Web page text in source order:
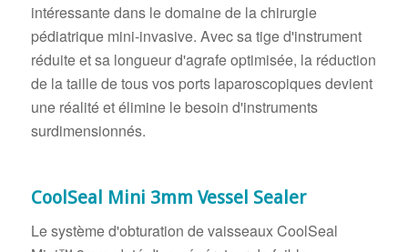
intéressante dans le domaine de la chirurgie
pédiatrique mini-invasive. Avec sa tige d'instrument
réduite et sa longueur d'agrafe optimisée, la réduction
de la taille de tous vos ports laparoscopiques devient
une réalité et élimine le besoin d'instruments
surdimensionnés.
CoolSeal Mini 3mm Vessel Sealer
Le système d'obturation de vaisseaux CoolSeal